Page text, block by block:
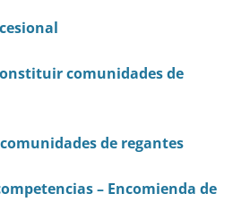
comunidades de
de regantes
– Encomienda de